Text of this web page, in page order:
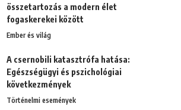
összetartozás a modern élet
fogaskerekei között
Ember és világ
A csernobili katasztrófa hatása:
Egészségügyi és pszichológiai
következmények
Történelmi események